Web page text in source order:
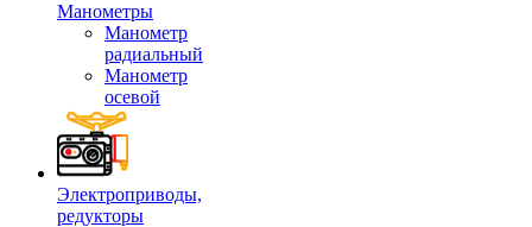
Манометры
Манометр
радиальный
Манометр
осевой
Электроприводы,
редукторы